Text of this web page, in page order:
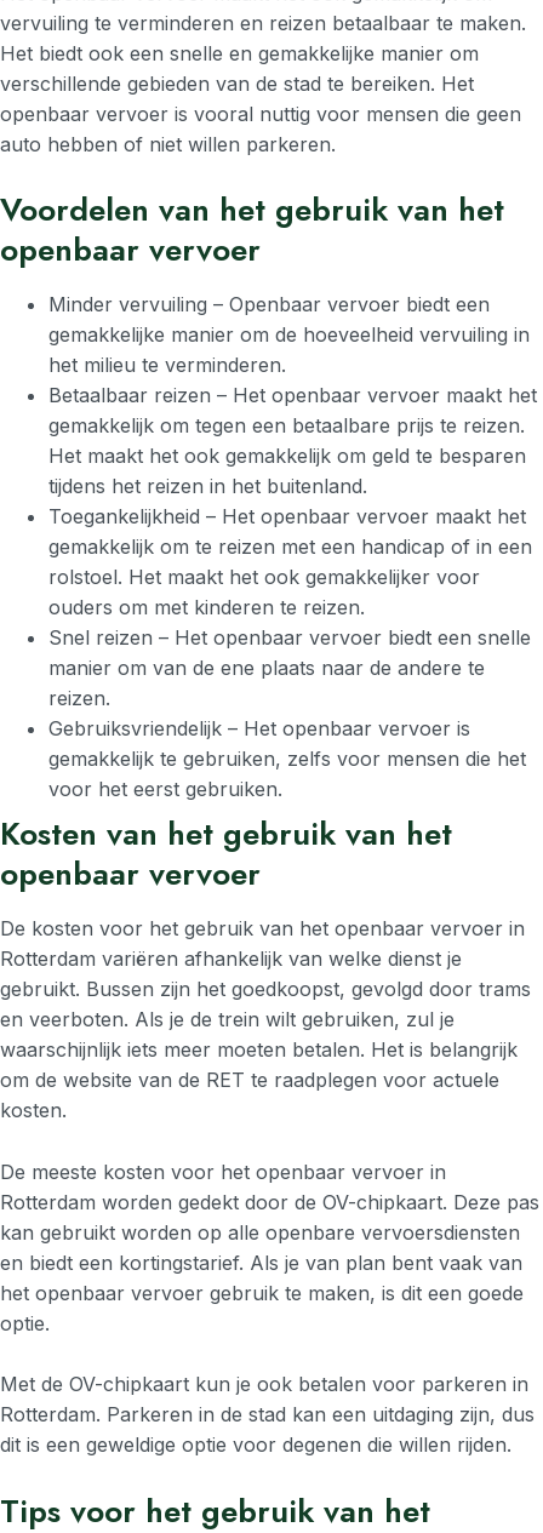
vervuiling te verminderen en reizen betaalbaar te maken.
Het biedt ook een snelle en gemakkelijke manier om
verschillende gebieden van de stad te bereiken. Het
openbaar vervoer is vooral nuttig voor mensen die geen
auto hebben of niet willen parkeren.
Voordelen van het gebruik van het
openbaar vervoer
Minder vervuiling – Openbaar vervoer biedt een
gemakkelijke manier om de hoeveelheid vervuiling in
het milieu te verminderen.
Betaalbaar reizen – Het openbaar vervoer maakt het
gemakkelijk om tegen een betaalbare prijs te reizen.
Het maakt het ook gemakkelijk om geld te besparen
tijdens het reizen in het buitenland.
Toegankelijkheid – Het openbaar vervoer maakt het
gemakkelijk om te reizen met een handicap of in een
rolstoel. Het maakt het ook gemakkelijker voor
ouders om met kinderen te reizen.
Snel reizen – Het openbaar vervoer biedt een snelle
manier om van de ene plaats naar de andere te
reizen.
Gebruiksvriendelijk – Het openbaar vervoer is
gemakkelijk te gebruiken, zelfs voor mensen die het
voor het eerst gebruiken.
Kosten van het gebruik van het
openbaar vervoer
De kosten voor het gebruik van het openbaar vervoer in
Rotterdam variëren afhankelijk van welke dienst je
gebruikt. Bussen zijn het goedkoopst, gevolgd door trams
en veerboten. Als je de trein wilt gebruiken, zul je
waarschijnlijk iets meer moeten betalen. Het is belangrijk
om de website van de RET te raadplegen voor actuele
kosten.
De meeste kosten voor het openbaar vervoer in
Rotterdam worden gedekt door de OV-chipkaart. Deze pas
kan gebruikt worden op alle openbare vervoersdiensten
en biedt een kortingstarief. Als je van plan bent vaak van
het openbaar vervoer gebruik te maken, is dit een goede
optie.
Met de OV-chipkaart kun je ook betalen voor parkeren in
Rotterdam. Parkeren in de stad kan een uitdaging zijn, dus
dit is een geweldige optie voor degenen die willen rijden.
Tips voor het gebruik van het